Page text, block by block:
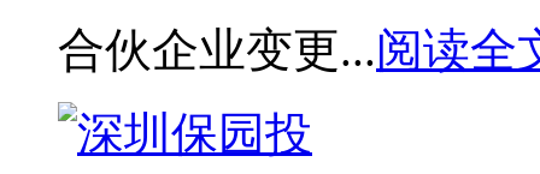
合伙企业变更...阅读全